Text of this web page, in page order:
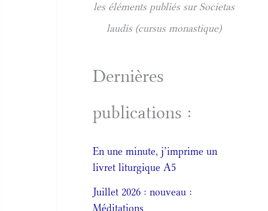
les éléments publiés sur Societas
laudis (cursus monastique)
Dernières
publications :
En une minute, j’imprime un
livret liturgique A5
Juillet 2026 : nouveau :
Méditations